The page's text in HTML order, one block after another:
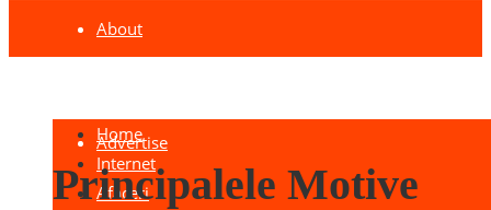
About
Advertise
Home
Internet
Afaceri
Principalele Motive